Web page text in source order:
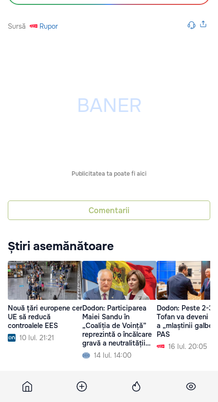
Sursă Rupor
Publicitatea ta poate fi aici
Comentarii
Știri asemănătoare
Nouă țări europene cer
UE să reducă
controalele EES
10 Iul. 21:21
Dodon: Participarea
Maiei Sandu în
„Coaliția de Voință”
reprezintă o încălcare
gravă a neutralității
Moldovei
14 Iul. 14:00
Dodon: Peste 2-3
Tofan va deveni
a „mlaștinii
PAS
16 Iul. 20:05